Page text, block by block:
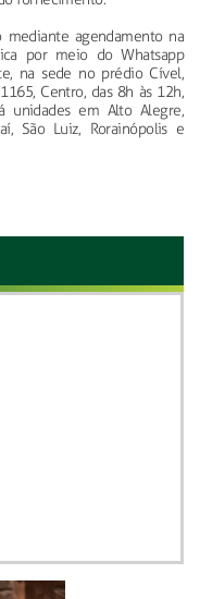
agendamento na
por meio do Whatsapp
na sede no prédio Cível,
Centro, das 8h às 12h,
unidades em Alto Alegre,
São Luiz, Rorainópolis e